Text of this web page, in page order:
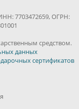
7703472659, ОГРН:
средством.
данных
сертификатов